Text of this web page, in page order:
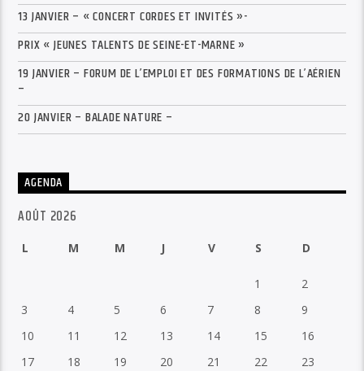
13 JANVIER – « CONCERT CORDES ET INVITÉS »-
PRIX « JEUNES TALENTS DE SEINE-ET-MARNE »
19 JANVIER – FORUM DE L’EMPLOI ET DES FORMATIONS DE L’AÉRIEN
–
20 JANVIER – BALADE NATURE –
AGENDA
AOÛT 2026
L M M J V S D
1
2
3
4 5 6 7 8
9
10
11 12 13 14 15
16
17
18 19 20 21 22
23